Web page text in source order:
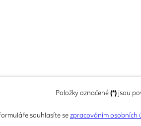
Položky označené (*) jsou
souhlasíte se zpracováním osobních